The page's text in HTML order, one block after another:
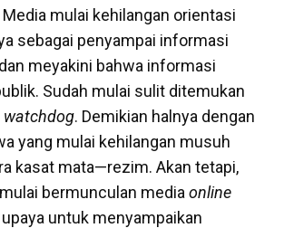
mulai kehilangan orientasi
sebagai penyampai informasi
meyakini bahwa informasi
Sudah mulai sulit ditemukan
watchdog. Demikian halnya dengan
yang mulai kehilangan musuh
kasat mata—rezim. Akan tetapi,
bermunculan media online
untuk menyampaikan